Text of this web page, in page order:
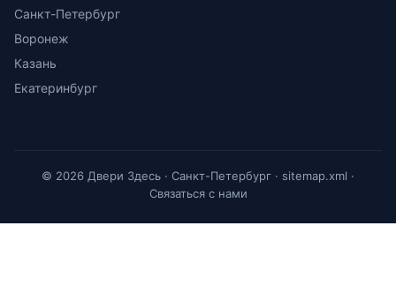
Санкт-Петербург
Воронеж
Казань
Екатеринбург
© 2026 Двери Здесь · Санкт-Петербург · sitemap.xml ·
Связаться с нами